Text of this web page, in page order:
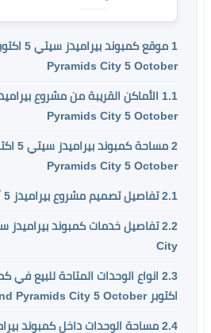
1
Pyramids City 5 October
1.1
Pyramids City 5 October
2
Pyramids City 5 October
2.1 تفاصيل تصميم مشروع بيراميدز 5 أكتوبر Pyramids 5
2.2
City
2.3
اكتوبر Compound Pyramids City 5 October
2.4